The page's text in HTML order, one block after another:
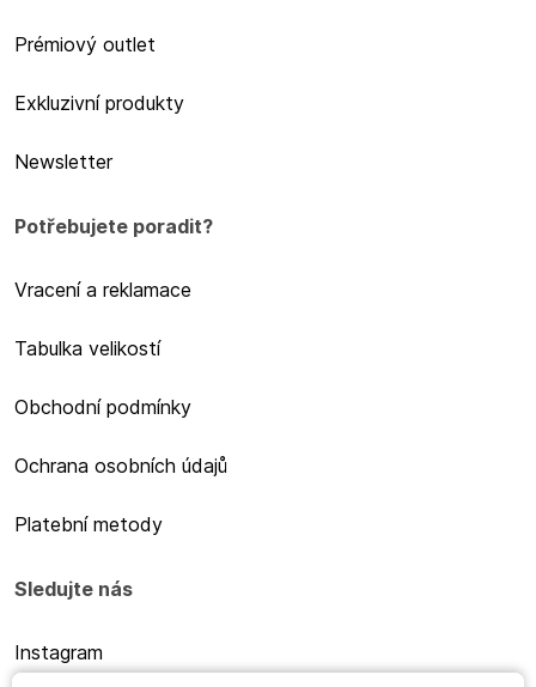
Prémiový outlet
Exkluzivní produkty
Newsletter
Potřebujete poradit?
Vracení a reklamace
Tabulka velikostí
Obchodní podmínky
Ochrana osobních údajů
Platební metody
Sledujte nás
Instagram